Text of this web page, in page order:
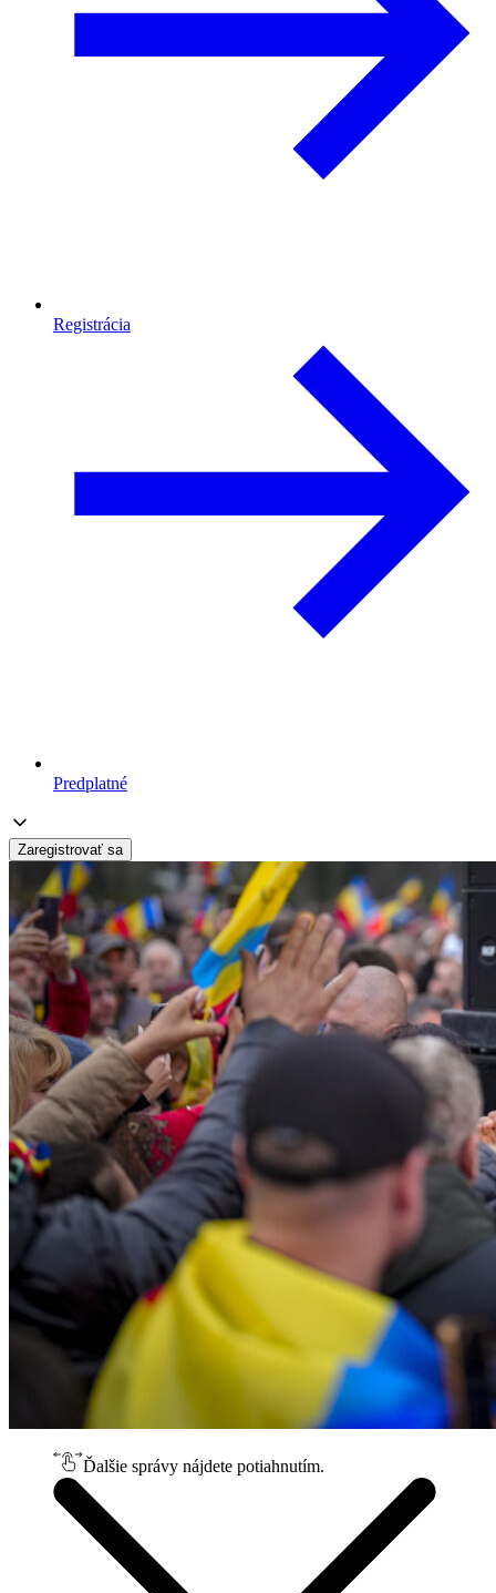
Registrácia
Predplatné
Zaregistrovať sa
Ďalšie správy nájdete potiahnutím.